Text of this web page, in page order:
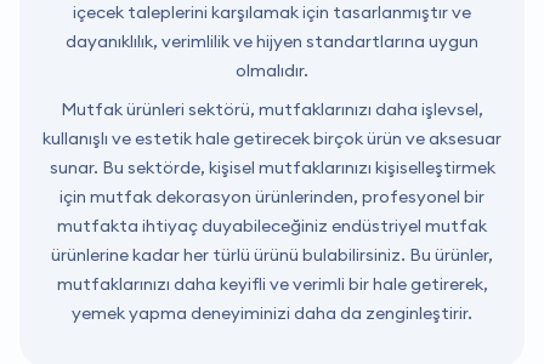
içecek taleplerini karşılamak için tasarlanmıştır ve
dayanıklılık, verimlilik ve hijyen standartlarına uygun
olmalıdır.
Mutfak ürünleri sektörü, mutfaklarınızı daha işlevsel,
kullanışlı ve estetik hale getirecek birçok ürün ve aksesuar
sunar. Bu sektörde, kişisel mutfaklarınızı kişiselleştirmek
için mutfak dekorasyon ürünlerinden, profesyonel bir
mutfakta ihtiyaç duyabileceğiniz endüstriyel mutfak
ürünlerine kadar her türlü ürünü bulabilirsiniz. Bu ürünler,
mutfaklarınızı daha keyifli ve verimli bir hale getirerek,
yemek yapma deneyiminizi daha da zenginleştirir.